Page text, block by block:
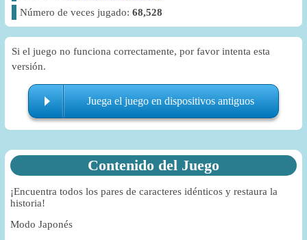
Número de veces jugado:68,528
Si el juego no funciona correctamente, por favor intenta esta
versión.
Juega el juego en dispositivos antiguos
Contenido del Juego
¡Encuentra todos los pares de caracteres idénticos y restaura la
historia!
Modo Japonés